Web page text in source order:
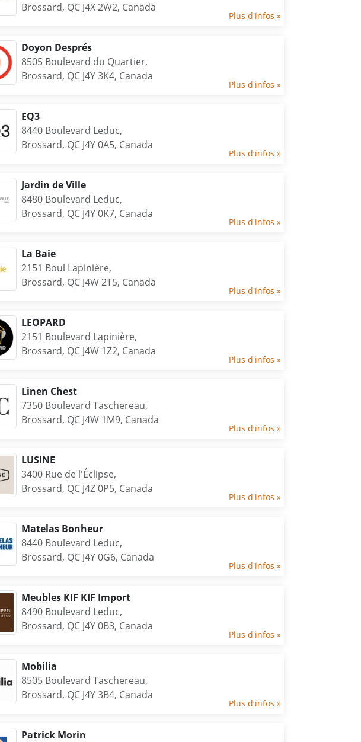
Brossard, QC J4X 2W2, Canada
Plus d'infos »
Doyon Després
8505 Boulevard du Quartier,
Brossard, QC J4Y 3K4, Canada
Plus d'infos »
EQ3
8440 Boulevard Leduc,
Brossard, QC J4Y 0A5, Canada
Plus d'infos »
Jardin de Ville
8480 Boulevard Leduc,
Brossard, QC J4Y 0K7, Canada
Plus d'infos »
La Baie
2151 Boul Lapinière,
Brossard, QC J4W 2T5, Canada
Plus d'infos »
LEOPARD
2151 Boulevard Lapinière,
Brossard, QC J4W 1Z2, Canada
Plus d'infos »
Linen Chest
7350 Boulevard Taschereau,
Brossard, QC J4W 1M9, Canada
Plus d'infos »
LUSINE
3400 Rue de l'Éclipse,
Brossard, QC J4Z 0P5, Canada
Plus d'infos »
Matelas Bonheur
8440 Boulevard Leduc,
Brossard, QC J4Y 0G6, Canada
Plus d'infos »
Meubles KIF KIF Import
8490 Boulevard Leduc,
Brossard, QC J4Y 0B3, Canada
Plus d'infos »
Mobilia
8505 Boulevard Taschereau,
Brossard, QC J4Y 3B4, Canada
Plus d'infos »
Patrick Morin